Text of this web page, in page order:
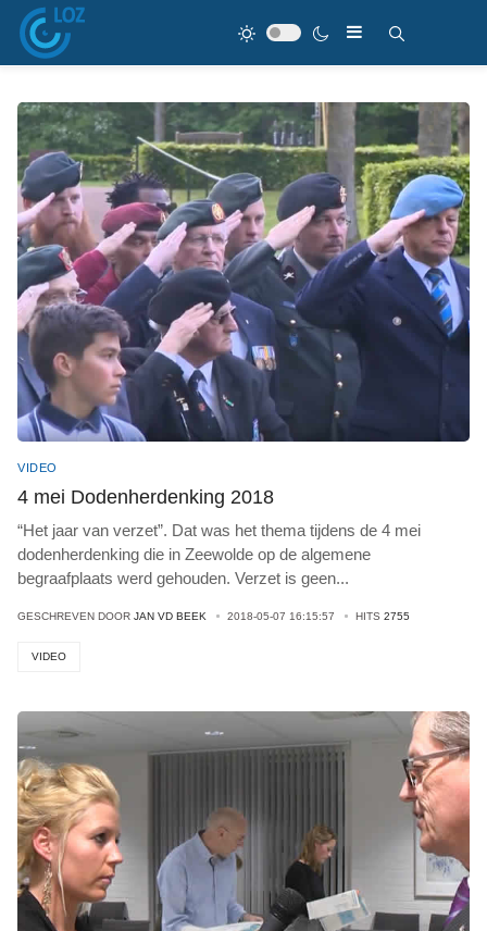
VIDEO
4 mei Dodenherdenking 2018
“Het jaar van verzet”. Dat was het thema tijdens de 4 mei
dodenherdenking die in Zeewolde op de algemene
begraafplaats werd gehouden. Verzet is geen...
GESCHREVEN DOOR JAN VD BEEK 2018-05-07 16:15:57 HITS 2755
VIDEO